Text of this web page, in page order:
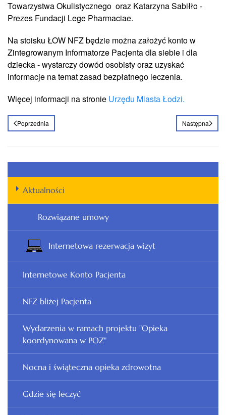
Towarzystwa Okulistycznego oraz Katarzyna Sabiłło -
Prezes Fundacji Lege Pharmaciae.
Na stoisku ŁOW NFZ będzie można założyć konto w
Zintegrowanym Informatorze Pacjenta dla siebie i dla
dziecka - wystarczy dowód osobisty oraz uzyskać
informacje na temat zasad bezpłatnego leczenia.
Więcej informacji na stronie Urzędu Miasta Łodzi.
Poprzednia Następna
Aktualności
Rozwiązane umowy
Internetowa rezerwacja wizyt
Internetowe Konto Pacjenta
NFZ bliżej Pacjenta
Wydarzenia w ramach projektu "Opieka
koordynowana w POZ"
Nocna i świąteczna opieka zdrowotna
Gdzie się leczyć